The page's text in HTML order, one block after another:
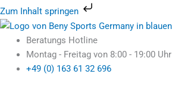
Zum Inhalt springen
Zum
Inhalt
springen
Beratungs Hotline
Montag - Freitag von 8:00 - 19:00 Uhr
+49 (0) 163 61 32 696
Ursprünglicher
war:
699,95 €
Aktueller
ist:
Ursprünglicher
war:
459,95 €
Aktueller
ist:
Ursprünglicher
war:
679,95 €
Aktueller
ist:
Ursprünglicher
war:
799,95 €
Aktueller
ist:
Ursprünglicher
war:
409,95 €
Aktueller
ist:
Ursprünglicher
war:
589,95 €
Aktueller
ist: